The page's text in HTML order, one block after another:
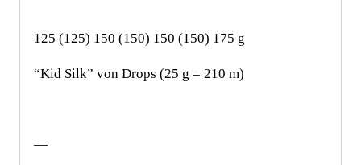
125 (125) 150 (150) 150 (150) 175 g
“Kid Silk” von Drops (25 g = 210 m)
—